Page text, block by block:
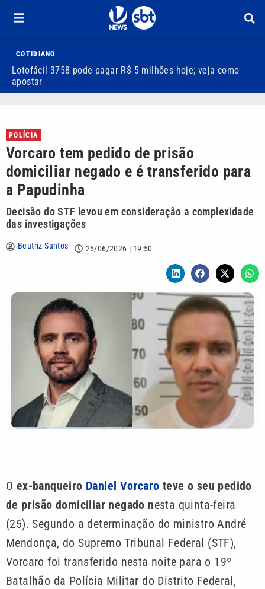
COTIDIANO
Lotofácil 3758 pode pagar R$ 5 milhões hoje; veja como
apostar
POLÍCIA
Vorcaro tem pedido de prisão
domiciliar negado e é transferido para
a Papudinha
Decisão do STF levou em consideração a complexidade
das investigações
Beatriz Santos 25/06/2026 | 19:50
O ex-banqueiro Daniel Vorcaro teve o seu pedido
de prisão domiciliar negado nesta quinta-feira
(25). Segundo a determinação do ministro André
Mendonça, do Supremo Tribunal Federal (STF),
Vorcaro foi transferido nesta noite para o 19º
Batalhão da Polícia Militar do Distrito Federal,